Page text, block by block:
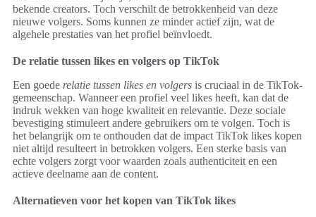
bekende creators. Toch verschilt de betrokkenheid van deze
nieuwe volgers. Soms kunnen ze minder actief zijn, wat de
algehele prestaties van het profiel beïnvloedt.
De relatie tussen likes en volgers op TikTok
Een goede relatie tussen likes en volgers is cruciaal in de TikTok-
gemeenschap. Wanneer een profiel veel likes heeft, kan dat de
indruk wekken van hoge kwaliteit en relevantie. Deze sociale
bevestiging stimuleert andere gebruikers om te volgen. Toch is
het belangrijk om te onthouden dat de impact TikTok likes kopen
niet altijd resulteert in betrokken volgers. Een sterke basis van
echte volgers zorgt voor waarden zoals authenticiteit en een
actieve deelname aan de content.
Alternatieven voor het kopen van TikTok likes